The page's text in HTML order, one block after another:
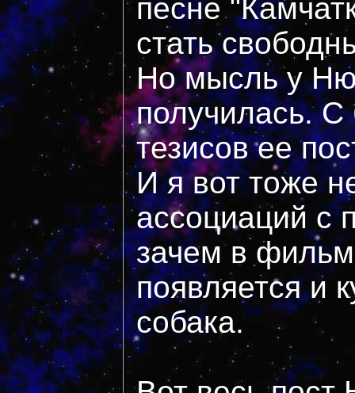
песне
стать
Но мысль у
получилась.
тезисов ее
И я вот тоже
ассоциаций с
зачем в
появляется и
собака.